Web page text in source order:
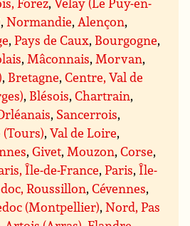
,Normandie, Alençon,
,Pays de Caux, Bourgogne,
, Mâconnais, Morvan,
, Bretagne,Centre, Val de
, Blésois,Chartrain,
, Sancerrois,
,Val de Loire,
,Givet, Mouzon,Corse,
Île-de-France,Paris,Île-
Roussillon,Cévennes,
(Montpellier),Nord, Pas